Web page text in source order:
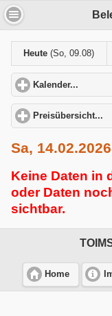
Heute(So, 09.08)
Kalender...
Preisübersicht...
Sa, 14.02.2026
Keine Daten in
oder Daten
sichtbar.
Home